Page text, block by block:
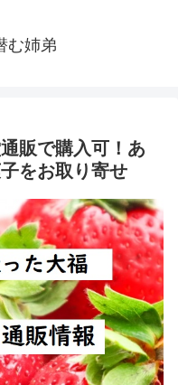
む姉弟
販で購入可！あ
をお取り寄せ